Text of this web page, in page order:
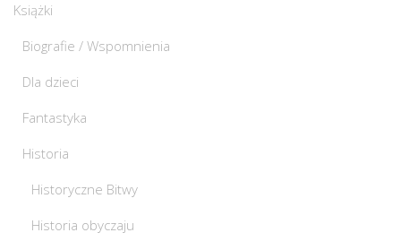
Książki
Biografie / Wspomnienia
Dla dzieci
Fantastyka
Historia
Historyczne Bitwy
Historia obyczaju